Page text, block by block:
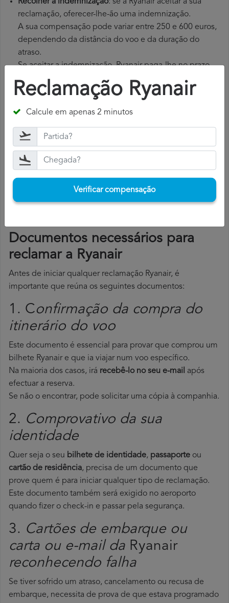
Recolher a indemnização: se a Ryanair aceitar a sua
reclamação, oferecer-lhe-ão uma indemnização.
A sua compensação pode variar entre 250 e 600 euros,
dependendo da distância do voo e da duração do
atraso.
Se aceitar a indemnização, Ryanair paga-lhe no prazo
de 15 dias.
Verificar compensação
Documentos necessários para
reclamar a Ryanair
Antes de iniciar qualquer reclamação Ryanair, é
importante que reúna os seguintes documentos:
1. Confirmação da compra do
itinerário do voo
Este documento é essencial para provar que comprou um
bilhete Ryanair e que ia viajar num voo específico.
Na maioria dos casos, irá recebê-lo no seu e-mail após
efectuar a reserva.
Se não o encontrar, pode solicitar uma cópia à companhia.
2. Comprovativo da sua
identidade
Quer seja o seu bilhete de identidade, passaporte ou
cartão de residência, precisa de um documento que
prove quem é para iniciar qualquer tipo de reclamação.
Este documento também será exigido no aeroporto
quando fizer o check-in e passar pela segurança.
3. Cartões de embarque ou
carta ou e-mail da Ryanair
reconhecendo falha
Se tiver sofrido um atraso, cancelamento ou recusa de
embarque, necessita de prova de que estava programado
Reclamação Ryanair
Calcule em apenas 2 minutos
Verificar compensação